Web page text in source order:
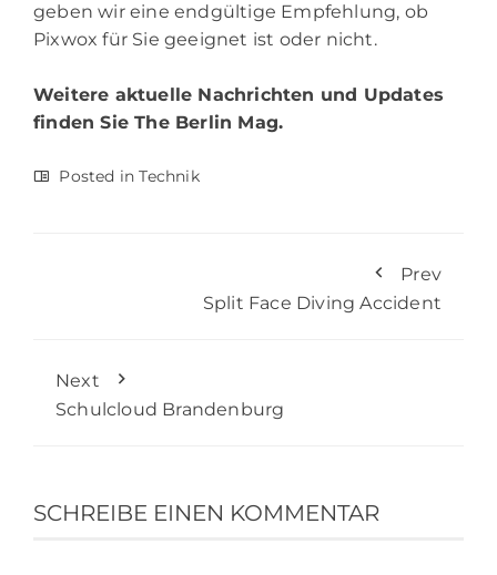
geben wir eine endgültige Empfehlung, ob
Pixwox für Sie geeignet ist oder nicht.
Weitere aktuelle Nachrichten und Updates
finden SieThe Berlin Mag.
Posted inTechnik
Prev
Split Face Diving Accident
Next
Schulcloud Brandenburg
SCHREIBE EINEN KOMMENTAR